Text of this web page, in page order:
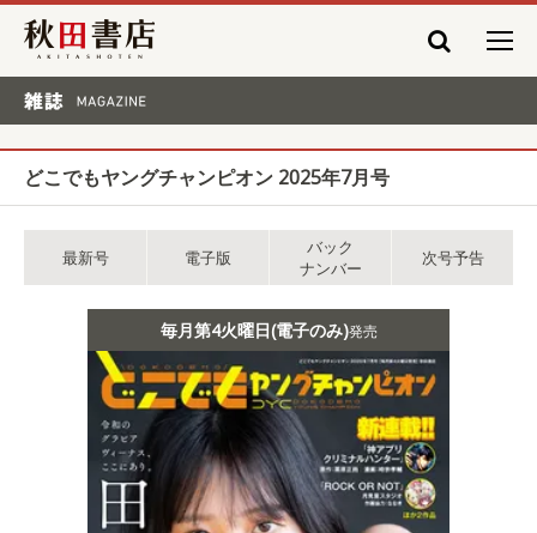
秋田書店
どこでもヤングチャンピオン 2025年7月号
最新号 電子版
バック
ナンバー
次号予告
毎月第4火曜日(電子のみ)発売